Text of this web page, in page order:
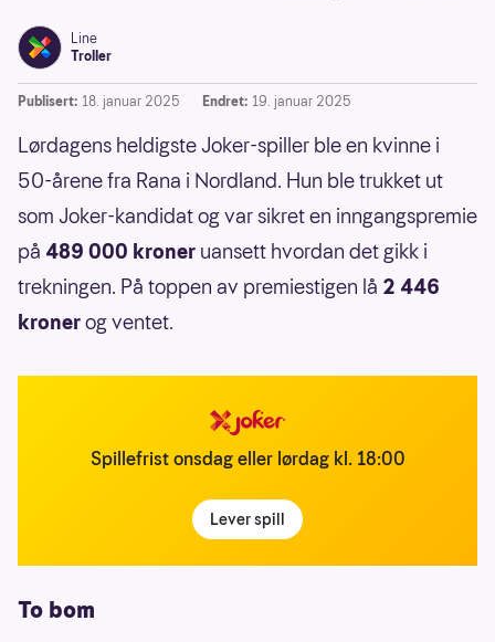
Line
Troller
Publisert: 18. januar 2025 Endret: 19. januar 2025
Lørdagens heldigste Joker-spiller ble en kvinne i
50-årene fra Rana i Nordland. Hun ble trukket ut
som Joker-kandidat og var sikret en inngangspremie
på 489 000 kroner uansett hvordan det gikk i
trekningen. På toppen av premiestigen lå 2 446
kronerog ventet.
Spillefrist onsdag eller lørdag kl. 18:00
Lever spill
To bom